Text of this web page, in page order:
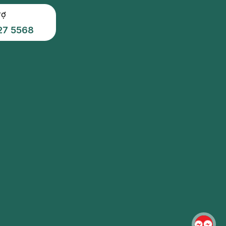
5568